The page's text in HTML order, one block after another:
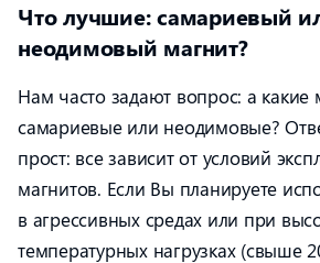
Что лучшие: самариевый
неодимовый магнит?
Нам часто задают вопрос: а
самариевые или неодимовые?
прост: все зависит от условий
магнитов. Если Вы планируете
в агрессивных средах или при
температурных нагрузках (свыше